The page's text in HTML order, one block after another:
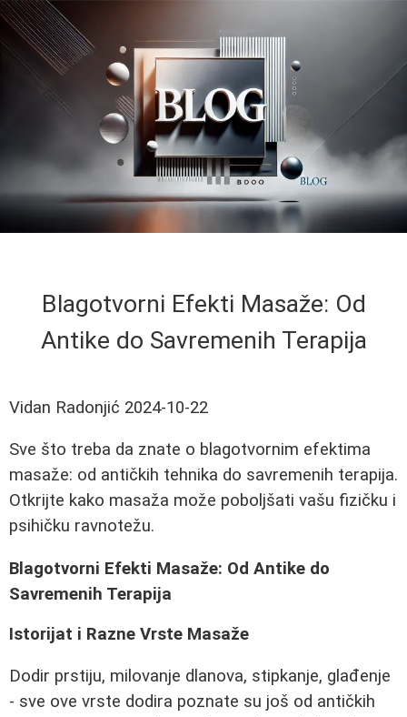
Blagotvorni Efekti Masaže: Od
Antike do Savremenih Terapija
Vidan Radonjić 2024-10-22
Sve što treba da znate o blagotvornim efektima
masaže: od antičkih tehnika do savremenih terapija.
Otkrijte kako masaža može poboljšati vašu fizičku i
psihičku ravnotežu.
Blagotvorni Efekti Masaže: Od Antike do
Savremenih Terapija
Istorijat i Razne Vrste Masaže
Dodir prstiju, milovanje dlanova, stipkanje, glađenje
- sve ove vrste dodira poznate su još od antičkih